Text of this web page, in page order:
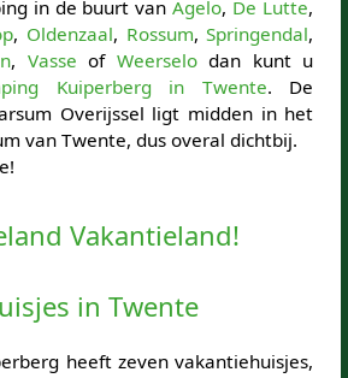
in de buurt vanAgelo, De Lutte,
, Oldenzaal, Rossum,Springendal,
, Vasse of Weerselodan kunt u
Kuiperberg in Twente. De
Overijssel ligt midden in het
van Twente, dus overal dichtbij.
Vakantieland!
in Twente
heeft zeven vakantiehuisjes,